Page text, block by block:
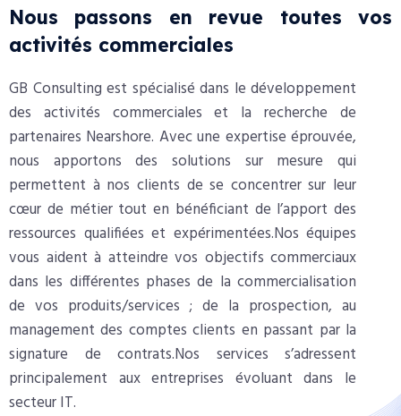
Nous passons en revue toutes vos
activités commerciales
GB Consulting est spécialisé dans le développement
des activités commerciales et la recherche de
partenaires Nearshore. Avec une expertise éprouvée,
nous apportons des solutions sur mesure qui
permettent à nos clients de se concentrer sur leur
cœur de métier tout en bénéficiant de l’apport des
ressources qualifiées et expérimentées.Nos équipes
vous aident à atteindre vos objectifs commerciaux
dans les différentes phases de la commercialisation
de vos produits/services ; de la prospection, au
management des comptes clients en passant par la
signature de contrats.Nos services s’adressent
principalement aux entreprises évoluant dans le
secteur IT.